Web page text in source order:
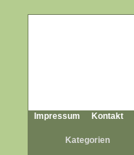
Impressum Kontakt
Kategorien